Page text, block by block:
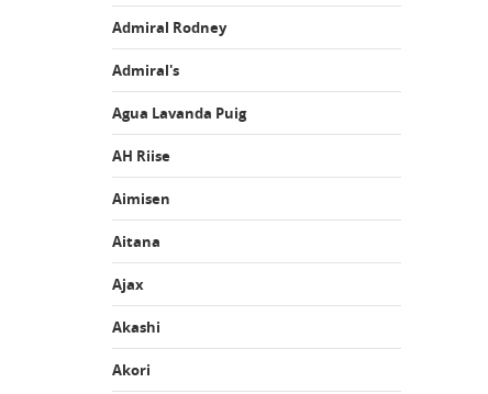
Admiral Rodney
Admiral's
Agua Lavanda Puig
AH Riise
Aimisen
Aitana
Ajax
Akashi
Akori